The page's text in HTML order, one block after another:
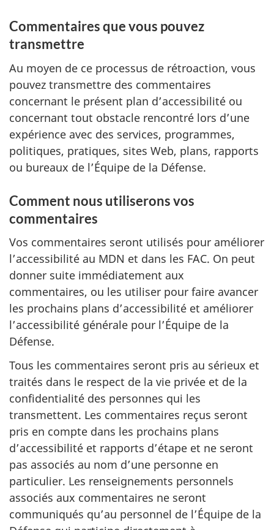
Commentaires que vous pouvez
transmettre
Au moyen de ce processus de rétroaction, vous
pouvez transmettre des commentaires
concernant le présent plan d’accessibilité ou
concernant tout obstacle rencontré lors d’une
expérience avec des services, programmes,
politiques, pratiques, sites Web, plans, rapports
ou bureaux de l’Équipe de la Défense.
Comment nous utiliserons vos
commentaires
Vos commentaires seront utilisés pour améliorer
l’accessibilité au MDN et dans les FAC. On peut
donner suite immédiatement aux
commentaires, ou les utiliser pour faire avancer
les prochains plans d’accessibilité et améliorer
l’accessibilité générale pour l’Équipe de la
Défense.
Tous les commentaires seront pris au sérieux et
traités dans le respect de la vie privée et de la
confidentialité des personnes qui les
transmettent. Les commentaires reçus seront
pris en compte dans les prochains plans
d’accessibilité et rapports d’étape et ne seront
pas associés au nom d’une personne en
particulier. Les renseignements personnels
associés aux commentaires ne seront
communiqués qu’au personnel de l’Équipe de la